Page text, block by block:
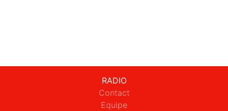
RADIO
Contact
Equipe